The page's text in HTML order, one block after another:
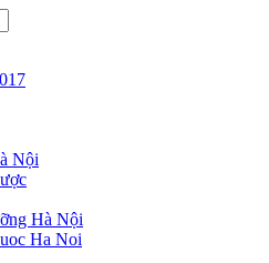
Nội
Hà Nội
Ha Noi